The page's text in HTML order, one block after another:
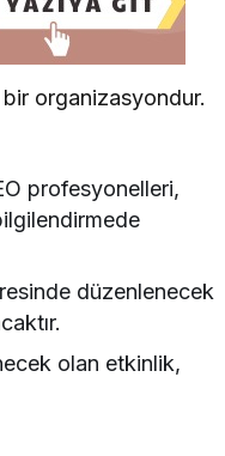
organizasyondur.
profesyonelleri,
düzenlenecek
olan etkinlik,